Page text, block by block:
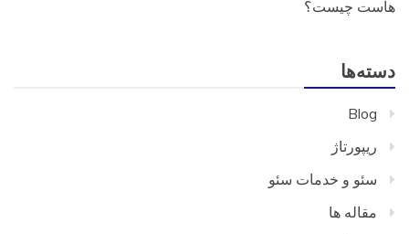
هاست چیست؟
دسته‌ها
Blog
ریپورتاژ
سئو و خدمات سئو
مقاله ها